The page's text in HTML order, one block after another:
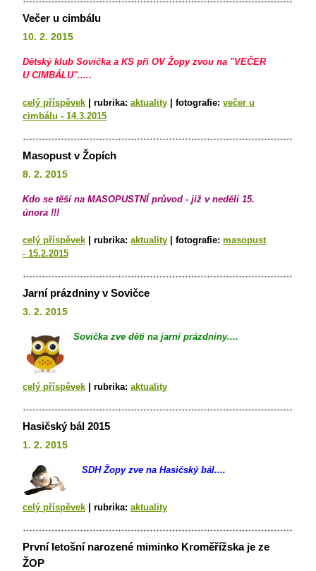
Večer u cimbálu
10. 2. 2015
Dětský klub Sovička a KS při OV Žopy zvou na "VEČER
U CIMBÁLU".....
celý příspěvek rubrika: aktuality fotografie: večer u
cimbálu - 14.3.2015
Masopust v Žopích
8. 2. 2015
Kdo se těší na MASOPUSTNÍ průvod - již v neděli 15.
února !!!
celý příspěvek rubrika: aktuality fotografie: masopust
- 15.2.2015
Jarní prázdniny v Sovičce
3. 2. 2015
Sovička zve děti na jarní prázdniny....
celý příspěvek rubrika: aktuality
Hasičský bál 2015
1. 2. 2015
SDH Žopy zve na Hasičský bál....
celý příspěvek rubrika: aktuality
První letošní narozené miminko Kroměřížska je ze
ŽOP